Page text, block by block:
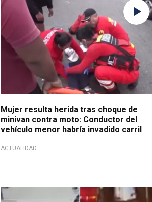
Mujer resulta herida tras choque de
minivan contra moto: Conductor del
vehículo menor habría invadido carril
ACTUALIDAD